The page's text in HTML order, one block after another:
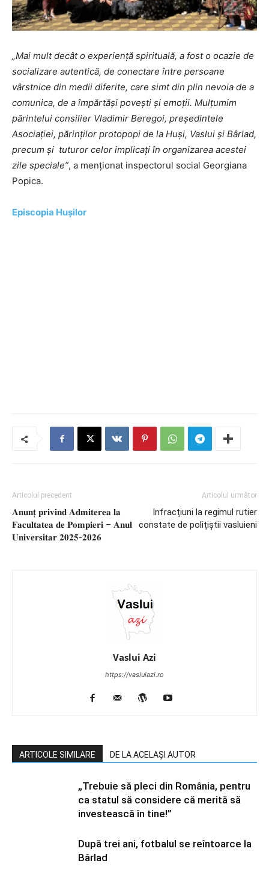
„Mai mult decât o experiență spirituală, a fost o ocazie de
socializare autentică, de conectare între persoane
vârstnice din medii diferite, care simt din plin nevoia de a
comunica, de a împărtăși povești și emoții. Mulțumim
părintelui consilier Vladimir Beregoi, președintele
Asociației, părinților protopopi de la Huși, Vaslui și Bârlad,
precum și tuturor celor implicați în organizarea acestei
zile speciale”, a menționat inspectorul social Georgiana
Popica.
Episcopia Hușilor
Articolul precedent
𝐀𝐧𝐮𝐧𝐭̦ 𝐩𝐫𝐢𝐯𝐢𝐧𝐝 𝐀𝐝𝐦𝐢𝐭𝐞𝐫𝐞𝐚 𝐥𝐚
𝐅𝐚𝐜𝐮𝐥𝐭𝐚𝐭𝐞𝐚 𝐝𝐞 𝐏𝐨𝐦𝐩𝐢𝐞𝐫𝐢 – 𝐀𝐧𝐮𝐥
𝐔𝐧𝐢𝐯𝐞𝐫𝐬𝐢𝐭𝐚𝐫 𝟐𝟎𝟐𝟓-𝟐𝟎𝟐𝟔
Articolul următor
Infracțiuni la regimul rutier
constate de polițiștii vasluieni
Vaslui Azi
https://vasluiazi.ro
ARTICOLE SIMILARE DE LA ACELAȘI AUTOR
„Trebuie să pleci din România, pentru
ca statul să considere că merită să
investească în tine!”
După trei ani, fotbalul se reîntoarce la
Bârlad